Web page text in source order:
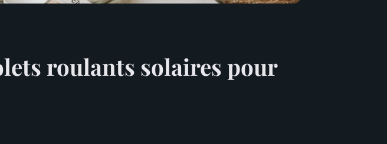
roulants solaires pour